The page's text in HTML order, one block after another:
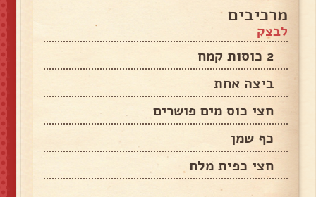
מרכיבים
לבצק
2 כוסות קמח
ביצה אחת
חצי כוס מים פושרים
כף שמן
חצי כפית מלח